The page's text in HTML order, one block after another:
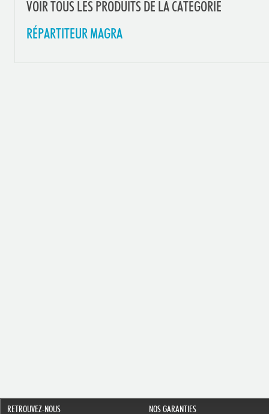
VOIR TOUS LES PRODUITS DE LA CATEGORIE
RÉPARTITEUR MAGRA
RETROUVEZ-NOUS NOS GARANTIES